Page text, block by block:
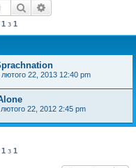
Пошук
1 з 1
22, 2013 12:40 pm
22, 2012 2:45 pm
1 з 1